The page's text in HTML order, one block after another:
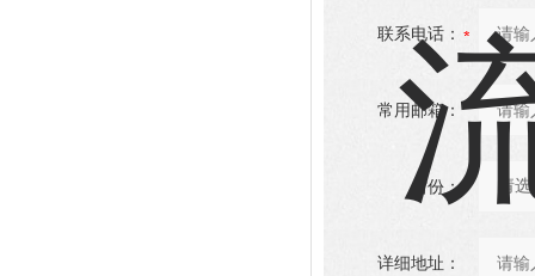
联系电话：
常用邮箱：
省份：
详细地址：